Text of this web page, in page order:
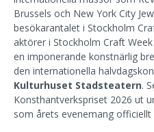
Brussels och New York City
besökarantalet i Stockholm
aktörer i Stockholm Craft
en imponerande konstnärlig
den internationella
Kulturhuset Stadsteatern.
Konsthantverkspriset 2026 ut
som årets evenemang officiellt